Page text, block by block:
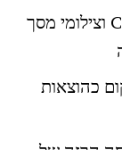
ייבוא עסקאות מדפי בנק, CSV, PDF וצילומי מסך
כהוצאות